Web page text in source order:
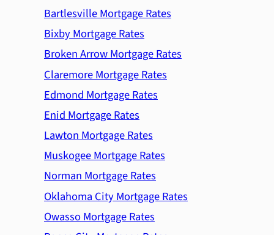
Bartlesville Mortgage Rates
Bixby Mortgage Rates
Broken Arrow Mortgage Rates
Claremore Mortgage Rates
Edmond Mortgage Rates
Enid Mortgage Rates
Lawton Mortgage Rates
Muskogee Mortgage Rates
Norman Mortgage Rates
Oklahoma City Mortgage Rates
Owasso Mortgage Rates